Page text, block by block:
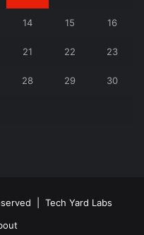
14 15 16
21 22 23
28 29 30
| Tech Yard Labs